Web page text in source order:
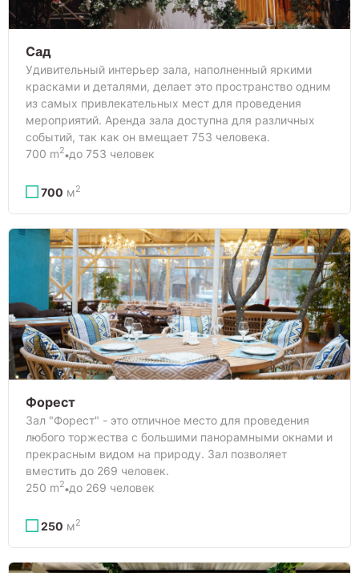
Сад
Удивительный интерьер зала, наполненный яркими
красками и деталями, делает это пространство одним
из самых привлекательных мест для проведения
мероприятий. Аренда зала доступна для различных
событий, так как он вмещает 753 человека.
700 m2 до 753 человек
700 м2
Форест
Зал "Форест" - это отличное место для проведения
любого торжества с большими панорамными окнами и
прекрасным видом на природу. Зал позволяет
вместить до 269 человек.
250 m2 до 269 человек
250 м2